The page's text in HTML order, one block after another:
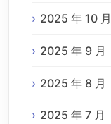
2025 年 10 月
2025 年 9 月
2025 年 8 月
2025 年 7 月